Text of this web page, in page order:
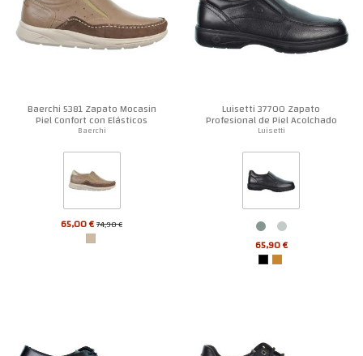
Baerchi 5381 Zapato Mocasin
Piel Confort con Elásticos
Hombre
Baerchi
65,00 €74,90 €
Luisetti 37700 Zapato
Profesional de Piel Acolchado
Hombre
Luisetti
65,90 €